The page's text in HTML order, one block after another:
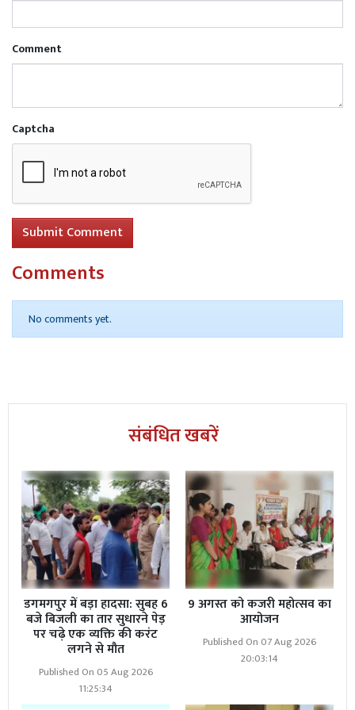
Comment
Captcha
Submit Comment
Comments
No comments yet.
संबंधित खबरें
डगमगपुर में बड़ा हादसा: सुबह 6
बजे बिजली का तार सुधारने पेड़
पर चढ़े एक व्यक्ति की करंट
लगने से मौत
Published On 05 Aug 2026
11:25:34
9 अगस्त को कजरी महोत्सव का
आयोजन
Published On 07 Aug 2026
20:03:14